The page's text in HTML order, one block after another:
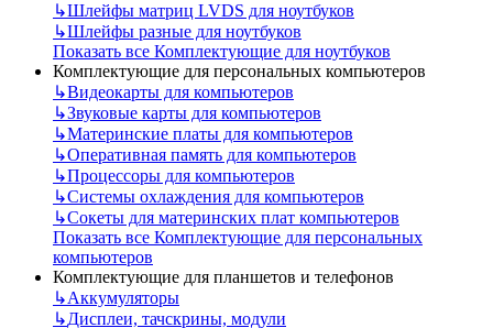
↳Шлейфы матриц LVDS для ноутбуков
↳Шлейфы разные для ноутбуков
Показать все Комплектующие для ноутбуков
Комплектующие для персональных компьютеров
↳Видеокарты для компьютеров
↳Звуковые карты для компьютеров
↳Материнские платы для компьютеров
↳Оперативная память для компьютеров
↳Процессоры для компьютеров
↳Системы охлаждения для компьютеров
↳Сокеты для материнских плат компьютеров
Показать все Комплектующие для персональных
компьютеров
Комплектующие для планшетов и телефонов
↳Аккумуляторы
↳Дисплеи, тачскрины, модули